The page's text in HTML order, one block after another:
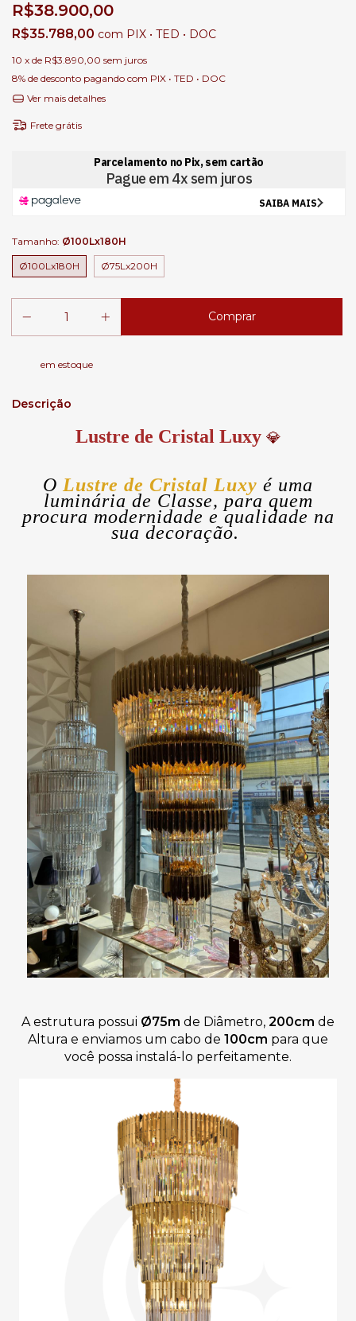
R$38.900,00
R$35.788,00 com PIX • TED • DOC
10 x de R$3.890,00 sem juros
8% de desconto pagando com PIX • TED • DOC
Ver mais detalhes
Frete grátis
Tamanho: Ø100Lx180H
Ø100Lx180H Ø75Lx200H
em estoque
Descrição
Lustre de Cristal Luxy 💎
O Lustre de Cristal Luxy é uma
luminária de Classe, para quem
procura modernidade e qualidade na
sua decoração.
A estrutura possui Ø75m de Diâmetro, 200cm de
Altura e enviamos um cabo de 100cm para que
você possa instalá-lo perfeitamente.